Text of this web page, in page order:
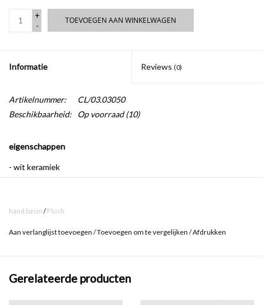
+
-
TOEVOEGEN AAN WINKELWAGEN
Informatie Reviews (0)
Artikelnummer:
CL/03.03050
Beschikbaarheid:
Op voorraad(10)
eigenschappen
- wit keramiek
- inclusief afvoerset, chroom
- doorstroming afvoerset instelbaar
hand basin /Flush
Aan verlanglijst toevoegen /Toevoegen om te vergelijken /Afdrukken
Gerelateerde producten